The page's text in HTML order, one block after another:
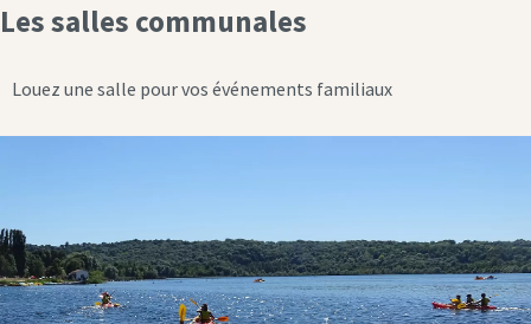
Les salles communales
Louez une salle pour vos événements familiaux